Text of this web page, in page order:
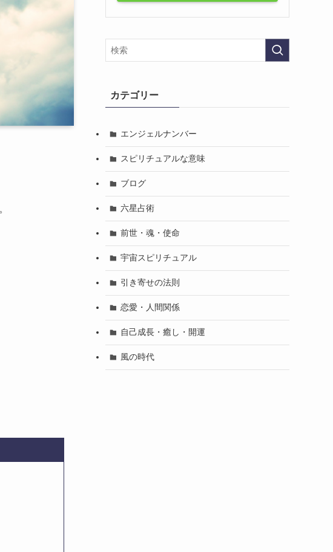
カテゴリー
エンジェルナンバー
スピリチュアルな意味
ブログ
六星占術
前世・魂・使命
宇宙スピリチュアル
引き寄せの法則
恋愛・人間関係
自己成長・癒し・開運
風の時代